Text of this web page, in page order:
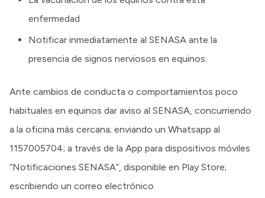
enfermedad
Notificar inmediatamente al SENASA ante la
presencia de signos nerviosos en equinos.
Ante cambios de conducta o comportamientos poco
habituales en equinos dar aviso al SENASA, concurriendo
a la oficina más cercana; enviando un Whatsapp al
1157005704; a través de la App para dispositivos móviles
“Notificaciones SENASA”, disponible en Play Store;
escribiendo un correo electrónico